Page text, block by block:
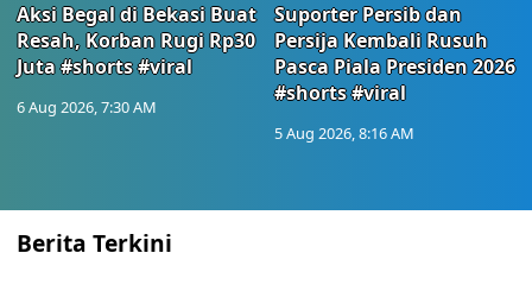
Aksi Begal di Bekasi Buat
Resah, Korban Rugi Rp30
Juta #shorts #viral
6 Aug 2026, 7:30 AM
Suporter Persib dan
Persija Kembali Rusuh
Pasca Piala Presiden 2026
#shorts #viral
5 Aug 2026, 8:16 AM
Berita Terkini